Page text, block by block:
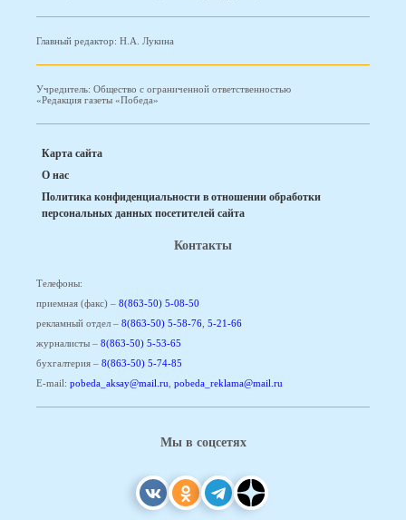
Главный редактор: Н.А. Лукина
Учредитель: Общество с ограниченной ответственностью
«Редакция газеты «Победа»
Карта сайта
О нас
Политика конфиденциальности в отношении обработки
персональных данных посетителей сайта
Контакты
Телефоны:
приемная (факс) – 8(863-50) 5-08-50
рекламный отдел – 8(863-50) 5-58-76, 5-21-66
журналисты – 8(863-50) 5-53-65
бухгалтерия – 8(863-50) 5-74-85
E-mail: pobeda_aksay@mail.ru, pobeda_reklama@mail.ru
Мы в соцсетях